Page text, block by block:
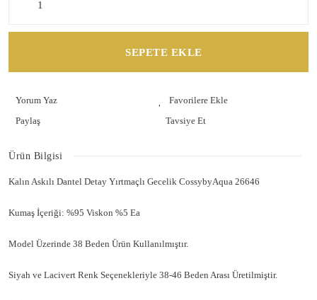
SEPETE EKLE
Yorum Yaz
Paylaş
Tavsiye Et
Ürün Bilgisi
Kalın Askılı Dantel Detay Yırtmaçlı Gecelik CossybyAqua 26646
Kumaş İçeriği: %95 Viskon %5 Ea
Model Üzerinde 38 Beden Ürün Kullanılmıştır.
Siyah ve Lacivert Renk Seçenekleriyle 38-46 Beden Arası Üretilmiştir.